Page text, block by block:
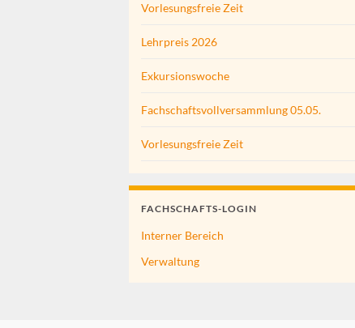
Vorlesungsfreie Zeit
Lehrpreis 2026
Exkursionswoche
Fachschaftsvollversammlung 05.05.
Vorlesungsfreie Zeit
FACHSCHAFTS-LOGIN
Interner Bereich
Verwaltung